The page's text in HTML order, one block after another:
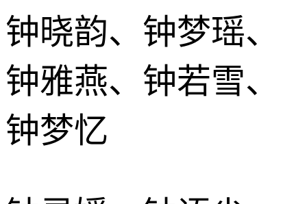
钟晓韵、钟梦瑶、
钟雅燕、钟若雪、
钟梦忆